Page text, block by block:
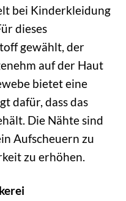
bei Kinderkleidung
dieses
gewählt, der
auf der Haut
bietet eine
dafür, dass das
Die Nähte sind
Aufscheuern zu
zu erhöhen.